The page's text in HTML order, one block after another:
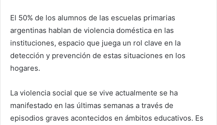
El 50% de los alumnos de las escuelas primarias
argentinas hablan de violencia doméstica en las
instituciones, espacio que juega un rol clave en la
detección y prevención de estas situaciones en los
hogares.
La violencia social que se vive actualmente se ha
manifestado en las últimas semanas a través de
episodios graves acontecidos en ámbitos educativos. Es